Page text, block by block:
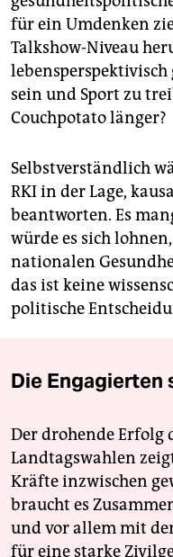
für ein Umdenken
Talkshow-Niveau
lebensperspektivisch
sein und Sport zu
Couchpotato länger?
Selbstverständlich
RKI in der Lage,
beantworten. Es
würde es sich
nationalen
das ist keine
politische
Die Engagierten
Der drohende Erfolg
Landtagswahlen
Kräfte inzwischen
braucht es
und vor allem mit
für eine starke